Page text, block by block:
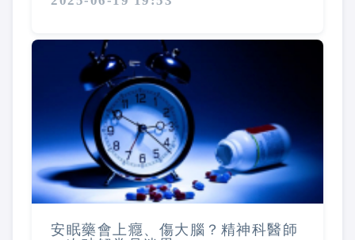
安眠藥會上癮、傷大腦？精神科醫師